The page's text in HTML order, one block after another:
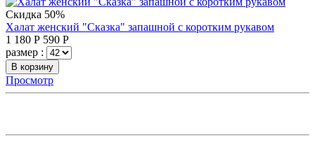
Скидка 50%
Халат женский "Сказка" запашной с коротким рукавом
1 180 Р 590 Р
размер :
В корзину
Просмотр